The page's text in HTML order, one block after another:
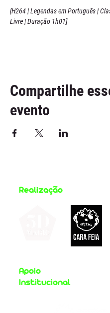
[H264 | Legendas em Português |
Livre | Duração 1h01]
Compartilhe
evento
Realização
Apoio
Institucional